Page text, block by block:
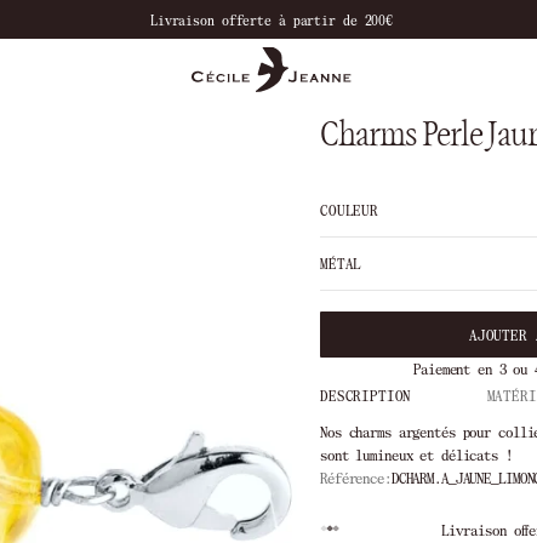
Livraison offerte à partir de 200€
Charms Perle
COULEUR
MÉTAL
Paiement en 3
DESCRIPTION
Nos charms argentés pour
sont lumineux et délicats !
Référence:
jours Livraison offerte à partir de